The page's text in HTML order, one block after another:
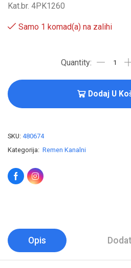
Kat.br. 4PK1260
Samo 1 komad(a) na zalihi
Dodaj U
SKU: 480674
Kategorija: Remen Kanalni
Opis